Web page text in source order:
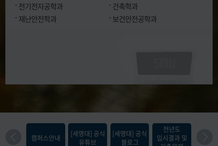
전기전자공학과
건축학과
재난안전학과
보건안전공학과
캠퍼스안내
[세명대] 공식
유튜브
[세명대] 공식
블로그
전년도
입시결과 및
한의